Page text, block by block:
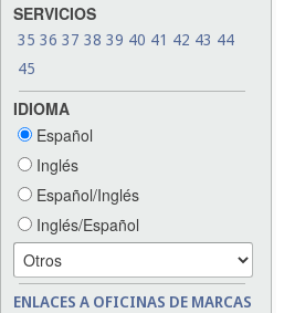
SERVICIOS
35 36 37 38 39 40 41 42 43 44
45
IDIOMA
Español
Inglés
Español/Inglés
Inglés/Español
ENLACES A OFICINAS DE MARCAS